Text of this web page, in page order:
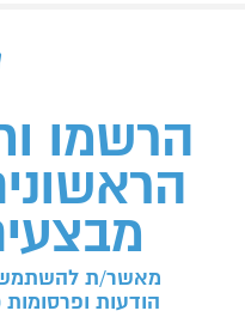
הרשמו
מאשר/ת להשתמש
הודעות